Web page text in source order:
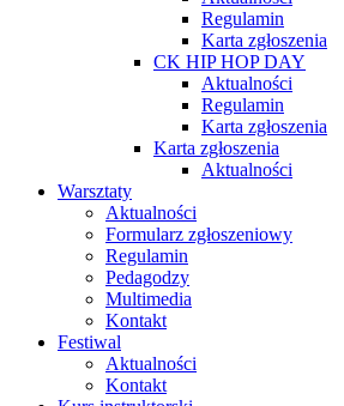
Regulamin
Karta zgłoszenia
CK HIP HOP DAY
Aktualności
Regulamin
Karta zgłoszenia
Karta zgłoszenia
Aktualności
Warsztaty
Aktualności
Formularz zgłoszeniowy
Regulamin
Pedagodzy
Multimedia
Kontakt
Festiwal
Aktualności
Kontakt